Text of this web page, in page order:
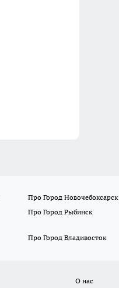
Про Город Новочебоксарск
Про Город Рыбинск
Про Город Владивосток
О нас